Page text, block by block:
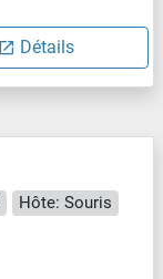
Détails
Hôte: Souris